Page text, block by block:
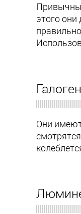
этого
Они